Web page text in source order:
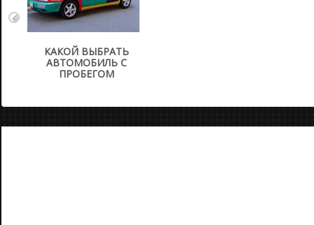
КАКОЙ ВЫБРАТЬ
АВТОМОБИЛЬ С
ПРОБЕГОМ